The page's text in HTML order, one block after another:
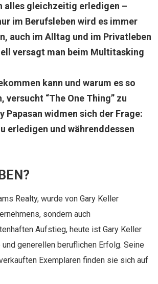
alles gleichzeitig erledigen –
im Berufsleben wird es immer
auch im Alltag und im Privatleben
versagt man beim Multitasking
kann und warum es so
“The One Thing” zu
Papasan widmen sich der Frage:
erledigen und währenddessen
Realty, wurde von Gary Keller
sondern auch
Aufstieg, heute ist Gary Keller
generellen beruflichen Erfolg. Seine
Exemplaren finden sie sich auf